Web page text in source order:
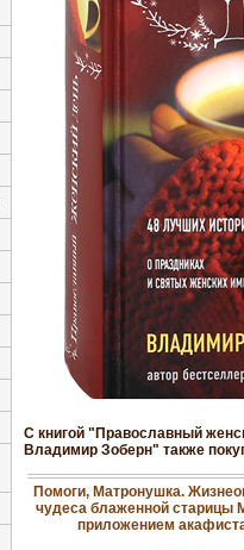
С книгой "Православный
Владимир Зоберн" также
Помоги, Матронушка.
чудеса блаженной старицы
приложением